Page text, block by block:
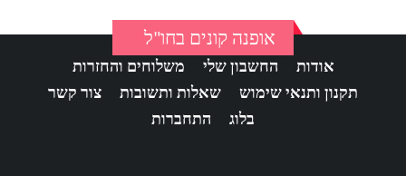
אופנה קונים בחו"ל
אודות החשבון שלי
משלוחים והחזרות
תקנון ותנאי שימוש
שאלות ותשובות
צור קשר
בלוג
התחברות